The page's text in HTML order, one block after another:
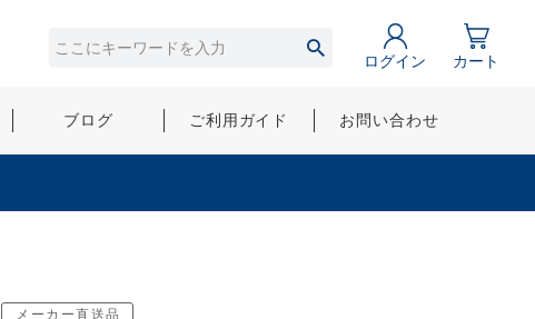
ログイン カート
ブログ ご利用ガイド お問い合わせ
メーカー直送品